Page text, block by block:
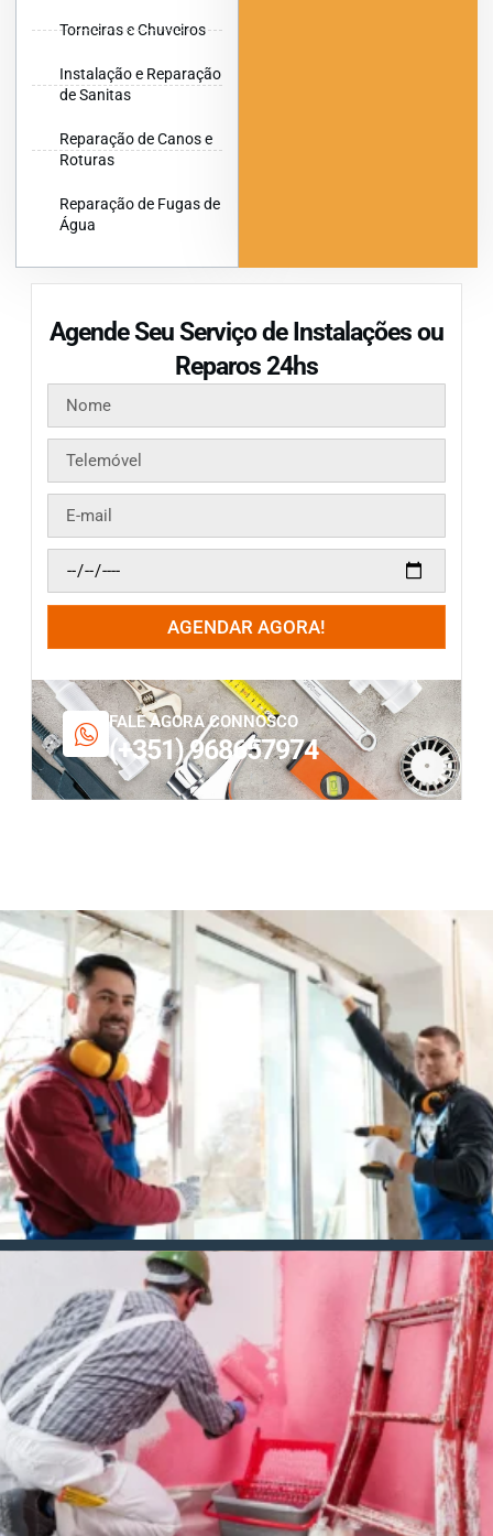
Torneiras e Chuveiros
Instalação e Reparação
de Sanitas
Reparação de Canos e
Roturas
Reparação de Fugas de
Água
Agende Seu Serviço de Instalações ou
Reparos 24hs
AGENDAR AGORA!
FALE AGORA CONNOSCO
(+351) 968657974